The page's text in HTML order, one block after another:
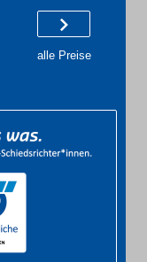
alle Preise